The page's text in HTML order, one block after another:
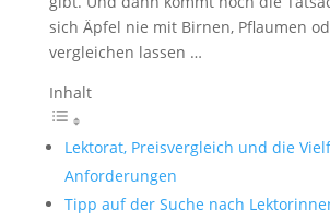
sich Äpfel nie mit Birnen, Pflaumen
vergleichen lassen …
Inhalt
Lektorat, Preisvergleich und die
Anforderungen
Tipp auf der Suche nach